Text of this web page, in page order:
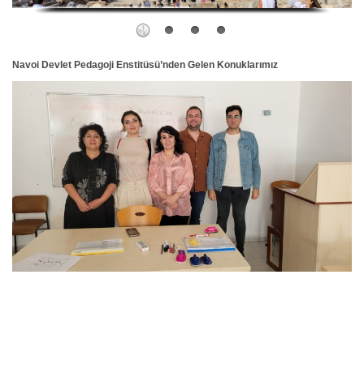
Navoi Devlet Pedagoji Enstitüsü’nden Gelen Konuklarımız